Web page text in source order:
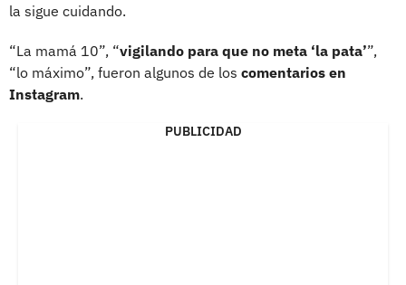
la sigue cuidando.
“La mamá 10”, “vigilando para que no meta ‘la pata’”,
“lo máximo”, fueron algunos de los comentarios en
Instagram.
PUBLICIDAD